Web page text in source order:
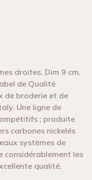
droites. Dim 9 cm.
de Qualité
de broderie et de
Une ligne de
; produite
carbones nickelés
systèmes de
considérablement les
qualité.